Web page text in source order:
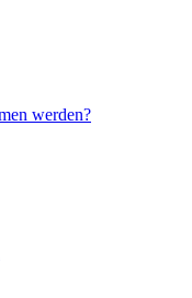
werden?